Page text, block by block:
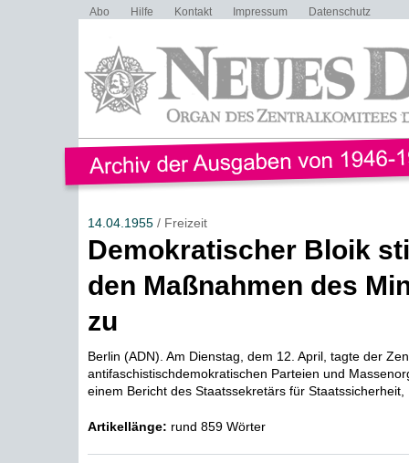
Abo Hilfe Kontakt Impressum Datenschutz
14.04.1955/ Freizeit
Demokratischer Bloik
den Maßnahmen des
zu
Berlin (ADN). Am Dienstag, dem 12. April, tagte der
antifaschistischdemokratischen Parteien und
einem Bericht des Staatssekretärs für Staatssicherheit,
Artikellänge: rund 859 Wörter